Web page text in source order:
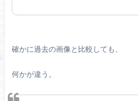
確かに過去の画像と比較しても、
何かが違う。